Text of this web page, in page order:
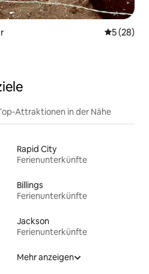
5 (28)
Attraktionen in der Nähe
Rapid City
Ferienunterkünfte
Billings
Ferienunterkünfte
Jackson
Ferienunterkünfte
Mehr anzeigen